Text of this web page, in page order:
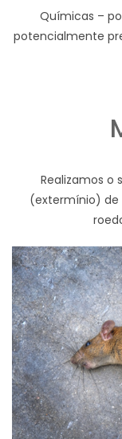
Químicas –
potencialmente
Realizamos o
(extermínio) de